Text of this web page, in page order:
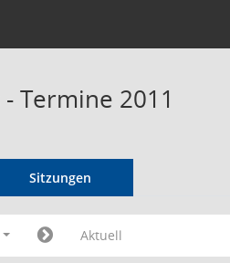
Termine 2011
Sitzungen
Aktuell